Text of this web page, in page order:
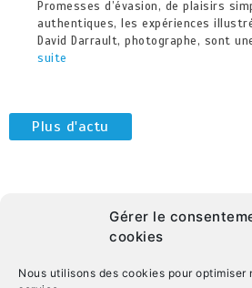
Gérer le
cookies
Nous utilisons des cookies pour optimiser
Promesses d’évasion, de plaisirs
authentiques, les expériences
David Darrault, photographe, sont
suite
Plus d'actu